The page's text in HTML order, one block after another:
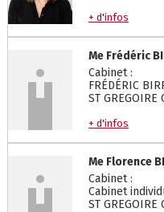
+ d'infos
Me Frédéric
Cabinet :
FRÉDÉRIC
ST GREGOIRE
+ d'infos
Me Florence
Cabinet :
Cabinet
ST GREGOIRE